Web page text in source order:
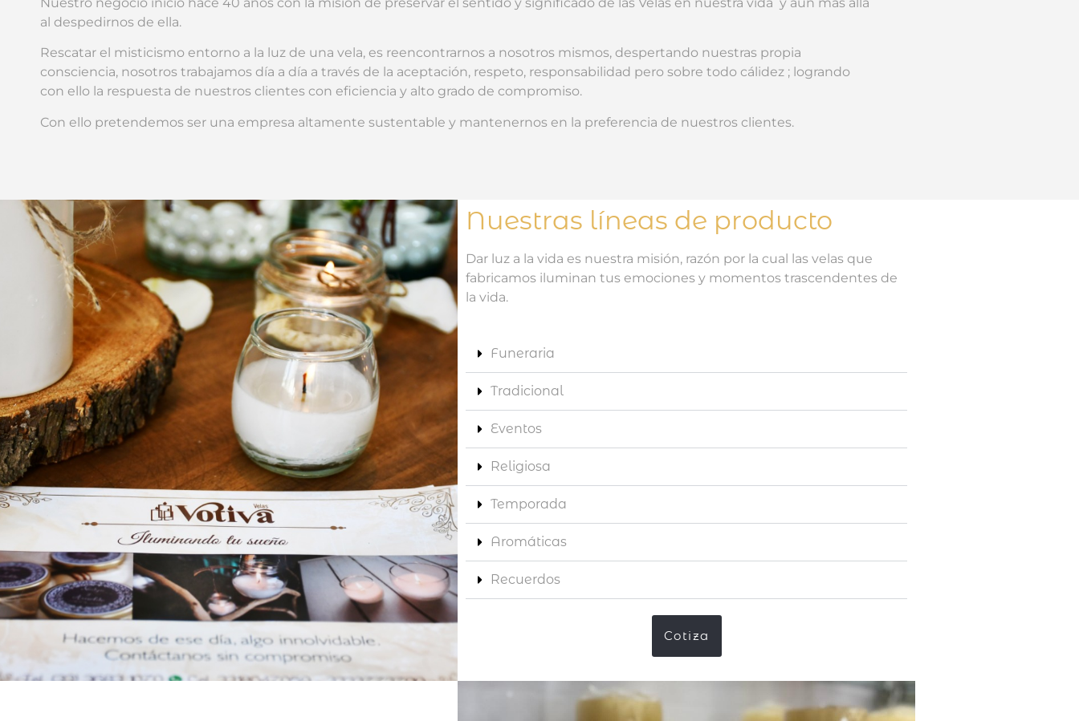
al despedirnos de ella.
Rescatar el misticismo entorno a la luz de una vela, es reencontrarnos a nosotros mismos, despertando nuestras propia
consciencia, nosotros trabajamos día a día a través de la aceptación, respeto, responsabilidad pero sobre todo cálidez ; logrando
con ello la respuesta de nuestros clientes con eficiencia y alto grado de compromiso.
Con ello pretendemos ser una empresa altamente sustentable y mantenernos en la preferencia de nuestros clientes.
Nuestras líneas de producto
Dar luz a la vida es nuestra misión, razón por la cual las velas que
fabricamos iluminan tus emociones y momentos trascendentes de
la vida.
Funeraria
Tradicional
Eventos
Religiosa
Temporada
Aromáticas
Recuerdos
Cotiza